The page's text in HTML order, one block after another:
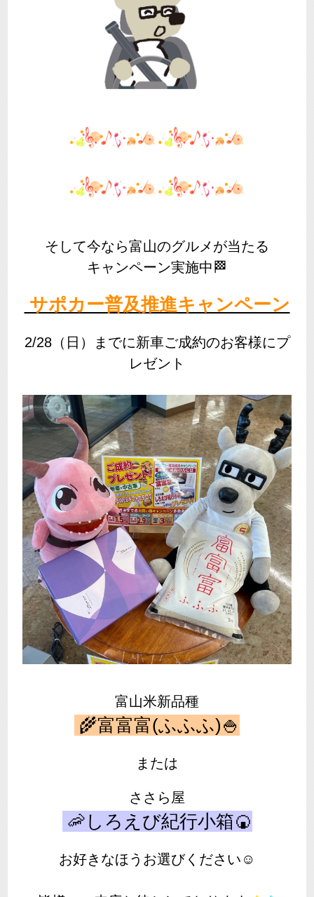
そして今なら富山のグルメが当たる
キャンペーン実施中🏁
サポカー普及推進キャンペーン
2/28（日）までに新車ご成約のお客様にプ
レゼント
富山米新品種
🌾富富富(ふふふ)🍚
または
ささら屋
🦐しろえび紀行小箱🍘
お好きなほうお選びください☺